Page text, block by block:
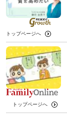
トップページへ
トップページへ